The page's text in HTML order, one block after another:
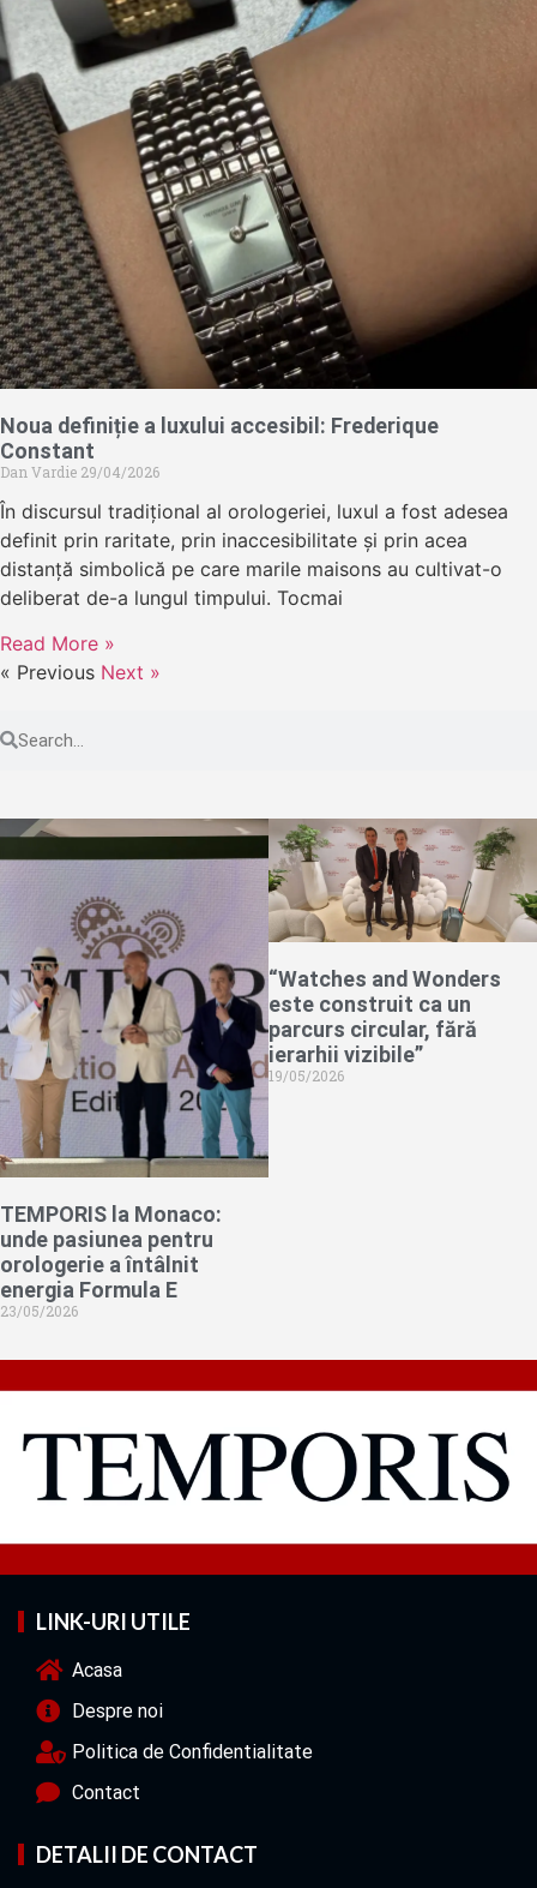
Noua definiție a luxului accesibil: Frederique
Constant
Dan Vardie 29/04/2026
În discursul tradițional al orologeriei, luxul a fost adesea
definit prin raritate, prin inaccesibilitate și prin acea
distanță simbolică pe care marile maisons au cultivat-o
deliberat de-a lungul timpului. Tocmai
Read More »
« Previous Next »
TEMPORIS la Monaco:
unde pasiunea pentru
orologerie a întâlnit
energia Formula E
23/05/2026
“Watches and Wonders
este construit ca un
parcurs circular, fără
ierarhii vizibile”
19/05/2026
LINK-URI UTILE
Acasa
Despre noi
Politica de Confidentialitate
Contact
DETALII DE CONTACT